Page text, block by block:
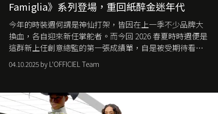
Famiglia》系列登場，重回紙醉金迷年代
今年的時裝週何謂是神仙打架，皆因在上一季不少品牌大
換血，各自迎來新任掌舵者。而今回 2026 春夏時時週便是
這群新上任創意總監的第一張成績單，自是被受期待看他
們如何各顯神通。意大利老牌 Gucci 在過去幾個季度業績
難已救回，開雲集團任命成功曾翻轉 Balenciaga 的愛將
團市值一日蒸發 30 億美元，大眾擔心走得太前的 Demna
會忽略品牌的美學基礎，最後變成三不像。而從剛剛推出
04.10.2025 by L'OFFICIEL Team